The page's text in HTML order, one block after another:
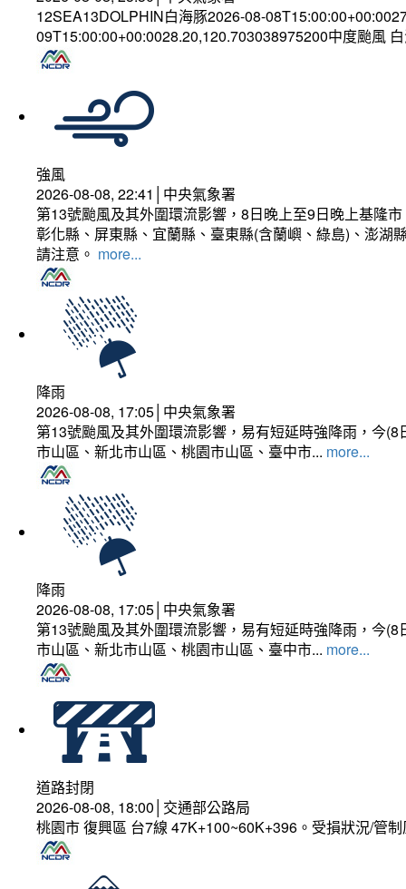
12SEA13DOLPHIN白海豚2026-08-
09T15:00:00+00:0028.20,120.703038975200中度颱風
強風
2026-08-08, 22:41│中央氣象署
第13號颱風及其外圍環流影響，8日晚上至9日晚上基隆
彰化縣、屏東縣、宜蘭縣、臺東縣(含蘭嶼、綠島)、澎湖
請注意。 more...
降雨
2026-08-08, 17:05│中央氣象署
第13號颱風及其外圍環流影響，易有短延時強降雨，今
市山區、新北市山區、桃園市山區、臺中市... more...
降雨
2026-08-08, 17:05│中央氣象署
第13號颱風及其外圍環流影響，易有短延時強降雨，今
市山區、新北市山區、桃園市山區、臺中市... more...
道路封閉
2026-08-08, 18:00│交通部公路局
桃園市 復興區 台7線 47K+100~60K+396。受損狀況/管